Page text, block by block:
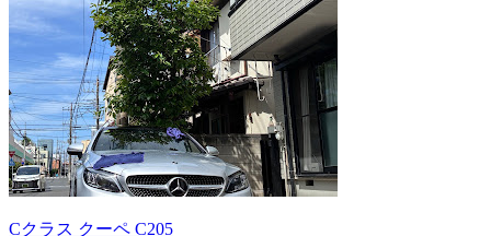
Cクラス クーペ C205